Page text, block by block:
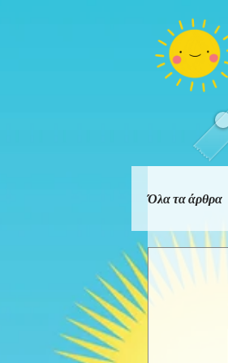
Όλα τα άρθρα